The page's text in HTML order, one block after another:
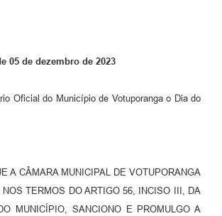
05 de dezembro de 2023
Oficial do Município de Votuporanga o Dia do
A CÂMARA MUNICIPAL DE VOTUPORANGA
TERMOS DO ARTIGO 56, INCISO III, DA
MUNICÍPIO, SANCIONO E PROMULGO A